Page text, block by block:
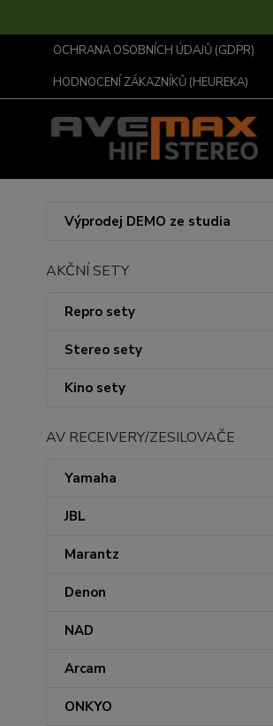
OCHRANA OSOBNÍCH ÚDAJŮ (GDPR)
HODNOCENÍ ZÁKAZNÍKŮ (HEUREKA)
Výprodej DEMO ze studia
AKČNÍ SETY
Repro sety
Stereo sety
Kino sety
AV RECEIVERY/ZESILOVAČE
Yamaha
JBL
Marantz
Denon
NAD
Arcam
ONKYO